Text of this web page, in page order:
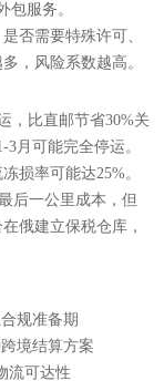
包服务。
否需要特殊许可、
，风险系数越高。
，比直邮节省30%关
月可能完全停运。
损率可能达25%。
后一公里成本，但
俄建立保税仓库，
规准备期
境结算方案
流可达性